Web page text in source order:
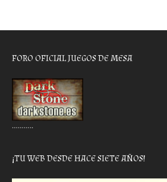
FORO OFICIAL JUEGOS DE MESA
………..
¡TU WEB DESDE HACE SIETE AÑOS!